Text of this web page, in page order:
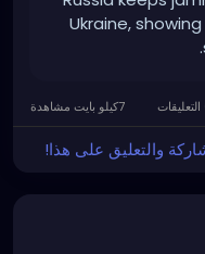
Ukraine,
والتعليق على هذا!